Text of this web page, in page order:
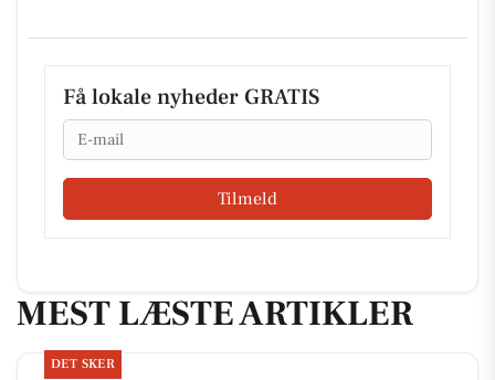
Få lokale nyheder GRATIS
Email
Tilmeld
MEST LÆSTE ARTIKLER
DET SKER